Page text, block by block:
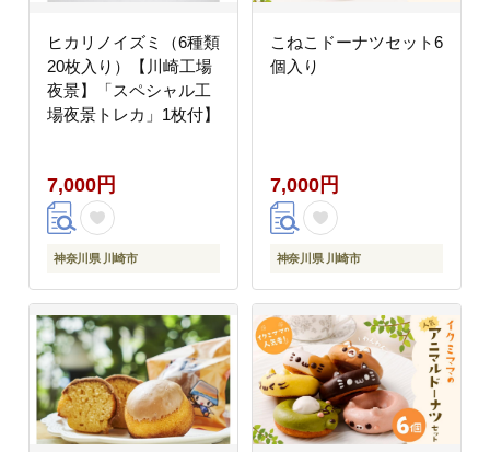
ヒカリノイズミ（6種類
20枚入り）【川崎工場
夜景】「スペシャル工
場夜景トレカ」1枚付】
7,000円
神奈川県 川崎市
こねこドーナツセット6
個入り
7,000円
神奈川県 川崎市